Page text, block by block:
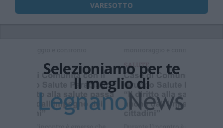
VARESOTTO
Selezioniamo per te
Il meglio di